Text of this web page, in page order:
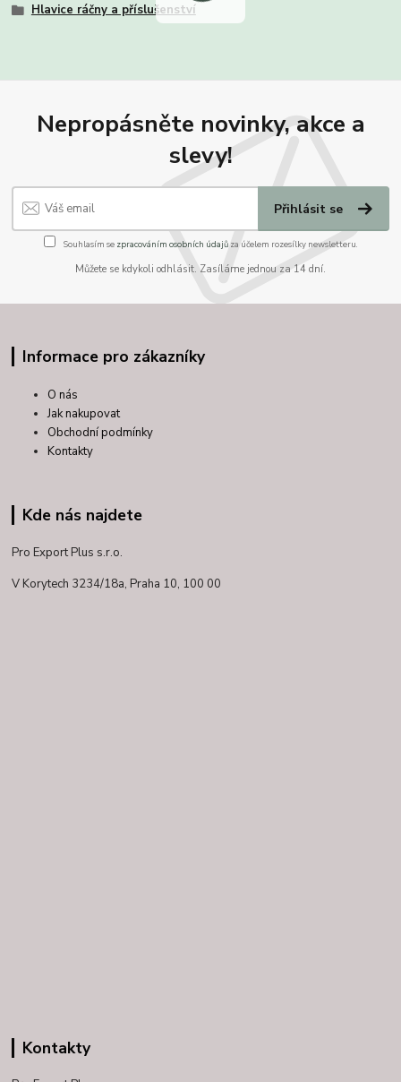
Hlavice ráčny a příslušenství
Nepropásněte novinky, akce a
slevy!
Přihlásit se
Souhlasím se zpracováním osobních údajůza účelem rozesílky newsletteru.
Můžete se kdykoli odhlásit. Zasíláme jednou za 14 dní.
Informace pro zákazníky
O nás
Jak nakupovat
Obchodní podmínky
Kontakty
Kde nás najdete
Pro Export Plus s.r.o.
V Korytech 3234/18a, Praha 10, 100 00
Kontakty